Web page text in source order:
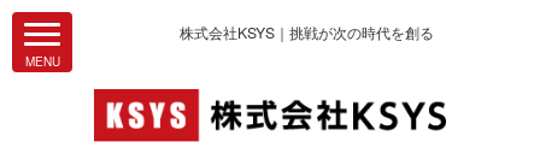
株式会社KSYS｜挑戦が次の時代を創る